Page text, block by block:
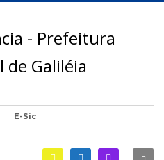
E-Sic